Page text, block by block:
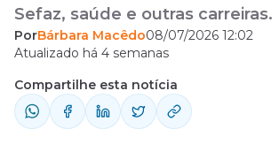
Sefaz, saúde e outras carreiras.
PorBárbara Macêdo08/07/2026 12:02
Atualizado há 4 semanas
Compartilhe esta notícia